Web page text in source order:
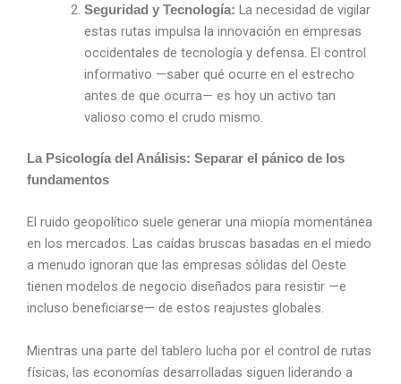
Seguridad y Tecnología: La necesidad de vigilar
estas rutas impulsa la innovación en empresas
occidentales de tecnología y defensa. El control
informativo —saber qué ocurre en el estrecho
antes de que ocurra— es hoy un activo tan
valioso como el crudo mismo.
La Psicología del Análisis: Separar el pánico de los
fundamentos
El ruido geopolítico suele generar una miopía momentánea
en los mercados. Las caídas bruscas basadas en el miedo
a menudo ignoran que las empresas sólidas del Oeste
tienen modelos de negocio diseñados para resistir —e
incluso beneficiarse— de estos reajustes globales.
Mientras una parte del tablero lucha por el control de rutas
físicas, las economías desarrolladas siguen liderando a